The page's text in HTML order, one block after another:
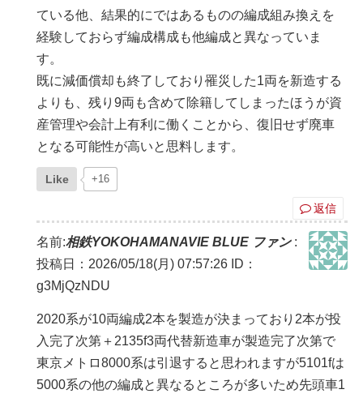
ている他、結果的にではあるものの編成組み換えを
経験しておらず編成構成も他編成と異なっていま
す。
既に減価償却も終了しており罹災した1両を新造する
よりも、残り9両も含めて除籍してしまったほうが資
産管理や会計上有利に働くことから、復旧せず廃車
となる可能性が高いと思料します。
Like +16
返信
名前:相鉄YOKOHAMANAVIE BLUE ファン:
投稿日：2026/05/18(月) 07:57:26 ID：
g3MjQzNDU
2020系が10両編成2本を製造が決まっており2本が投
入完了次第＋2135f3両代替新造車が製造完了次第で
東京メトロ8000系は引退すると思われますが5101fは
5000系の他の編成と異なるところが多いため先頭車1